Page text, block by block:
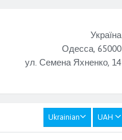
Україна
Одесса, 65000
ул. Семена Яхненко, 14
Ukrainian UAH